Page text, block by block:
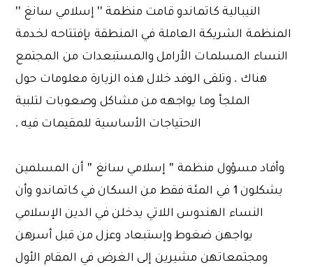
النيبالية كاتماندو قامت منظمة '' إسلامي سانغ ''
المنظمة الشريكة العاملة في المنطقة بإفتتاحه لخدمة
النساء المسلمات الأرامل والمستبعدات من المجتمع
هناك . وتلقى الوفد خلال هذه الزيارة معلومات حول
الملجأ وما يواجهه من مشاكل وصعوبات لتلبية
الاحتياجات الأساسية للمقيمات فيه .
وأفاد مسؤول منظمة '' إسلامي سانغ '' أن المسلمين
يشكلون 1 في المئة فقط من السكان في كاتماندو وأن
النساء الهندوس اللاتي يدخلن في الدين الإسلامي
يواجهن ضغوط وإستبعاد وعزل من قبل أسرهن
ومجتمعاتهن مشيرين إلى الغرض في المقام الأول